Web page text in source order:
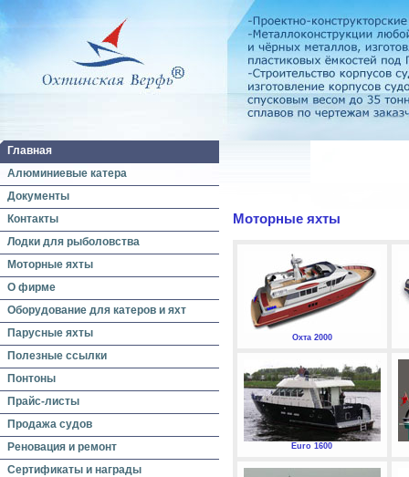
Главная
Алюминиевые катера
Документы
Контакты
Лодки для рыболовства
Моторные яхты
О фирме
Оборудование для катеров и яхт
Парусные яхты
Полезные ссылки
Понтоны
Прайс-листы
Продажа судов
Реновация и ремонт
Сертификаты и награды
Моторные яхты
Охта 2000
Euro 1600